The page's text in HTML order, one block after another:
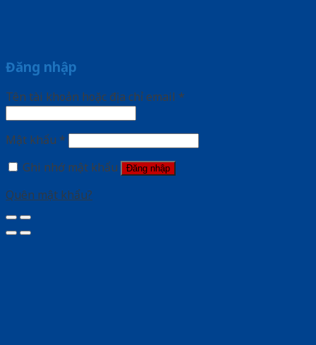
Đăng nhập
Tên tài khoản hoặc địa chỉ email *
Mật khẩu *
Ghi nhớ mật khẩu
Đăng nhập
Quên mật khẩu?